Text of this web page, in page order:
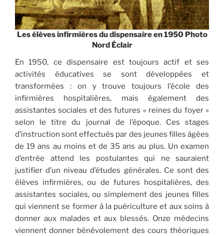
Les élèves infirmières du dispensaire en 1950 Photo
Nord Éclair
En 1950, ce dispensaire est toujours actif et ses
activités éducatives se sont développées et
transformées : on y trouve toujours l’école des
infirmières hospitalières, mais également des
assistantes sociales et des futures « reines du foyer »
selon le titre du journal de l’époque. Ces stages
d’instruction sont effectués par des jeunes filles âgées
de 19 ans au moins et de 35 ans au plus. Un examen
d’entrée attend les postulantes qui ne sauraient
justifier d’un niveau d’études générales. Ce sont des
élèves infirmières, ou de futures hospitalières, des
assistantes sociales, ou simplement des jeunes filles
qui viennent se former à la puériculture et aux soins à
donner aux malades et aux blessés. Onze médecins
viennent donner bénévolement des cours théoriques